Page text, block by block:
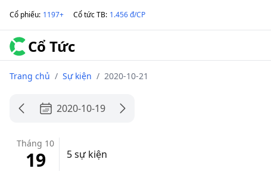
Cổ phiếu: 1197+ Cổ tức TB: 1.456 đ/CP
Cổ Tức
Trang chủ / Sự kiện / 2020-10-21
2020-10-19
Tháng 10
19 5 sự kiện